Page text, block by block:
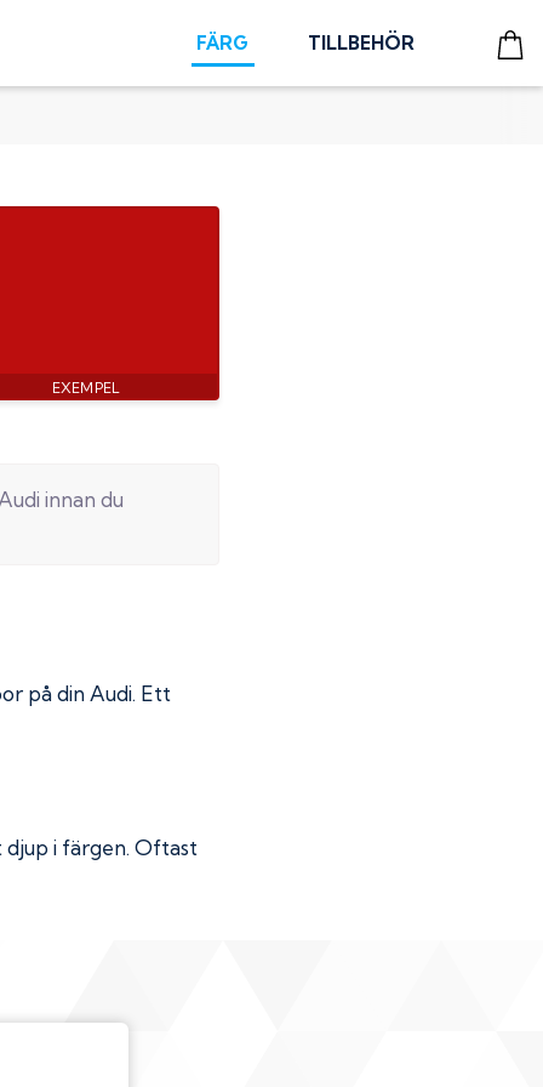
FÄRG TILLBEHÖR
innan du
på din Audi. Ett
i färgen. Oftast